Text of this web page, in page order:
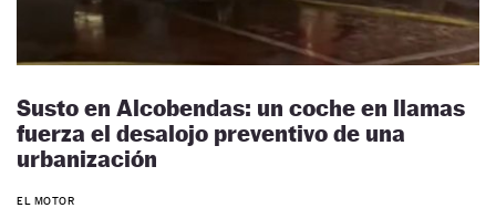
Susto en Alcobendas: un coche en llamas
fuerza el desalojo preventivo de una
urbanización
EL MOTOR